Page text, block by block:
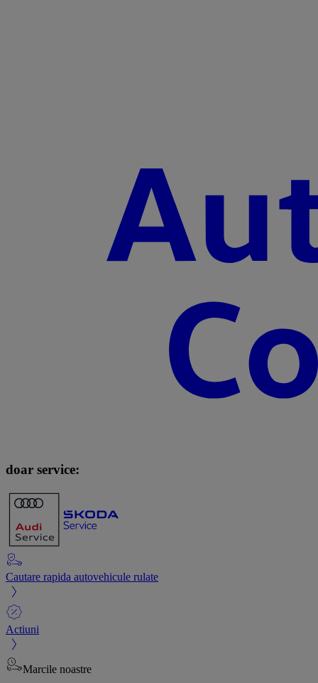
doar service:
Cautare rapida autovehicule rulate
Actiuni
Marcile noastre